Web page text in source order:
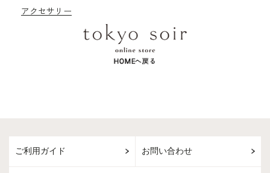
アクセサリー
ご利用ガイド お問い合わせ